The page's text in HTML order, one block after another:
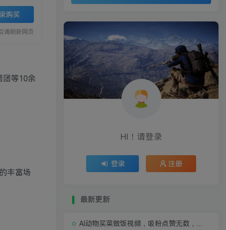
购买
请刷新网页
团等10余
丰富场
HI！请登录
登录 注册
最新更新